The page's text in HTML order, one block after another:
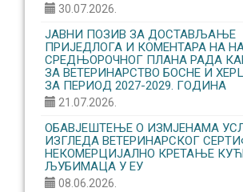
30.07.2026.
ЈАВНИ ПОЗИВ ЗА ДОСТАВЉАЊЕ
ПРИЈЕДЛОГА И КОМЕНТАРА НА
СРЕДЊОРОЧНОГ ПЛАНА РАДА
ЗА ВЕТЕРИНАРСТВО БОСНЕ И
ЗА ПЕРИОД 2027-2029. ГОДИНА
21.07.2026.
ОБАВЈЕШТЕЊЕ О ИЗМЈЕНАМА
ИЗГЛЕДА ВЕТЕРИНАРСКОГ
НЕКОМЕРЦИЈАЛНО КРЕТАЊЕ
ЉУБИМАЦА У ЕУ
08.06.2026.